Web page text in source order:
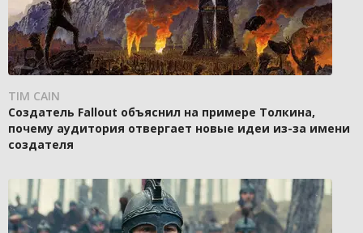
TIM CAIN
Создатель Fallout объяснил на примере Толкина,
почему аудитория отвергает новые идеи из-за имени
создателя